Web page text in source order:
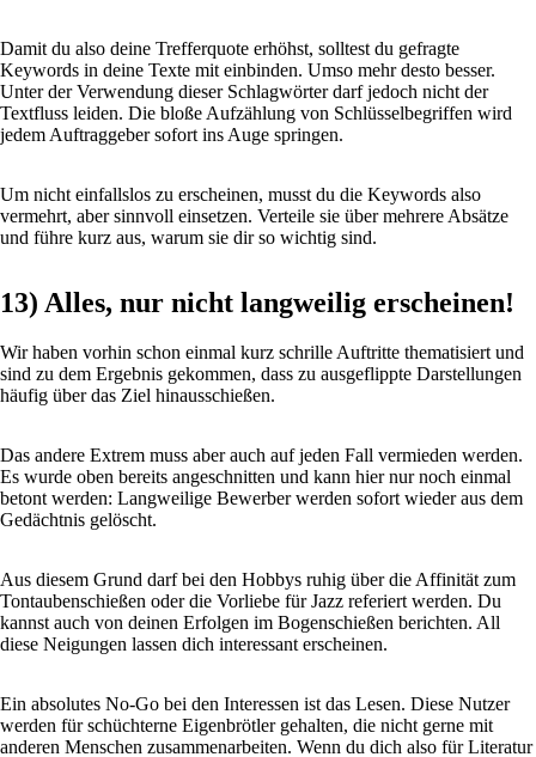
Damit du also deine Trefferquote erhöhst, solltest du gefragte
Keywords in deine Texte mit einbinden. Umso mehr desto besser.
Unter der Verwendung dieser Schlagwörter darf jedoch nicht der
Textfluss leiden. Die bloße Aufzählung von Schlüsselbegriffen wird
jedem Auftraggeber sofort ins Auge springen.
Um nicht einfallslos zu erscheinen, musst du die Keywords also
vermehrt, aber sinnvoll einsetzen. Verteile sie über mehrere Absätze
und führe kurz aus, warum sie dir so wichtig sind.
13) Alles, nur nicht langweilig erscheinen!
Wir haben vorhin schon einmal kurz schrille Auftritte thematisiert und
sind zu dem Ergebnis gekommen, dass zu ausgeflippte Darstellungen
häufig über das Ziel hinausschießen.
Das andere Extrem muss aber auch auf jeden Fall vermieden werden.
Es wurde oben bereits angeschnitten und kann hier nur noch einmal
betont werden: Langweilige Bewerber werden sofort wieder aus dem
Gedächtnis gelöscht.
Aus diesem Grund darf bei den Hobbys ruhig über die Affinität zum
Tontaubenschießen oder die Vorliebe für Jazz referiert werden. Du
kannst auch von deinen Erfolgen im Bogenschießen berichten. All
diese Neigungen lassen dich interessant erscheinen.
Ein absolutes No-Go bei den Interessen ist das Lesen. Diese Nutzer
werden für schüchterne Eigenbrötler gehalten, die nicht gerne mit
anderen Menschen zusammenarbeiten. Wenn du dich also für Literatur